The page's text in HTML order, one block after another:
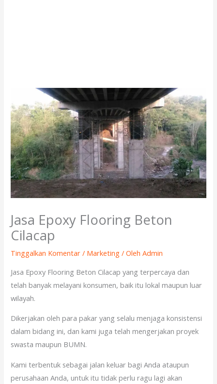
Jasa Epoxy Flooring Beton
Cilacap
Tinggalkan Komentar / Marketing / OlehAdmin
Jasa Epoxy Flooring Beton Cilacap yang terpercaya dan
telah banyak melayani konsumen, baik itu lokal maupun luar
wilayah.
Dikerjakan oleh para pakar yang selalu menjaga konsistensi
dalam bidang ini, dan kami juga telah mengerjakan proyek
swasta maupun BUMN.
Kami terbentuk sebagai jalan keluar bagi Anda ataupun
perusahaan Anda, untuk itu tidak perlu ragu lagi akan